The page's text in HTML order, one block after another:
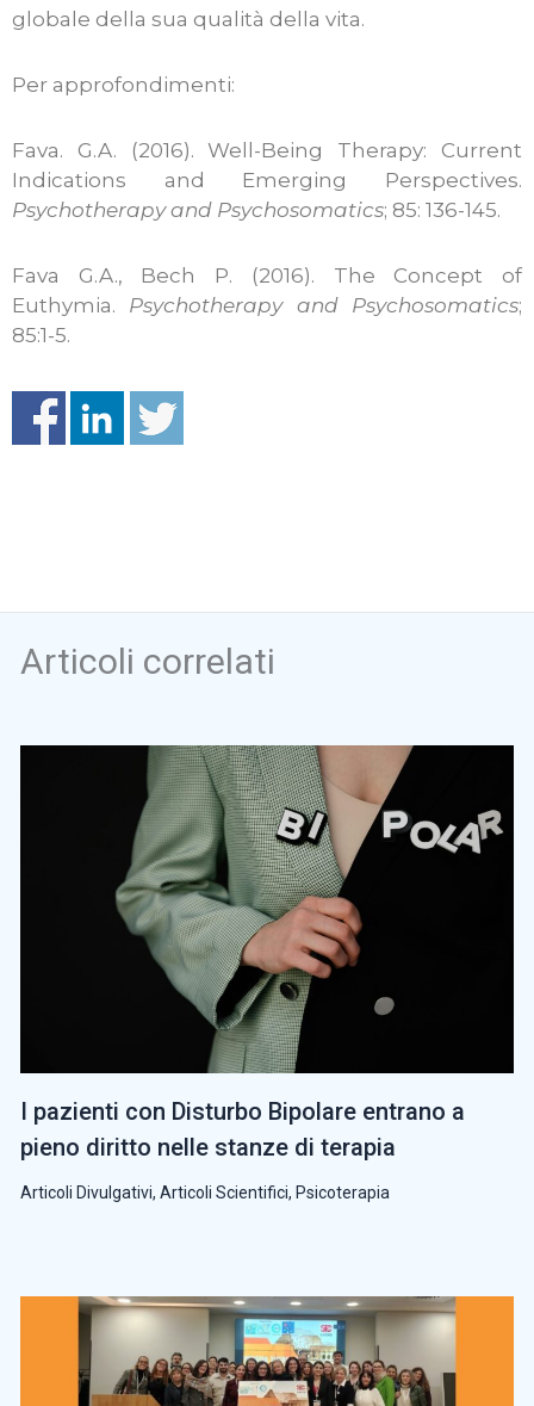
globale della sua qualità della vita.
Per approfondimenti:
Fava. G.A. (2016). Well-Being Therapy: Current
Indications and Emerging Perspectives.
Psychotherapy and Psychosomatics; 85: 136-145.
Fava G.A., Bech P. (2016). The Concept of
Euthymia. Psychotherapy and Psychosomatics;
85:1-5.
Articoli correlati
I pazienti con Disturbo Bipolare entrano a
pieno diritto nelle stanze di terapia
Articoli Divulgativi, Articoli Scientifici, Psicoterapia